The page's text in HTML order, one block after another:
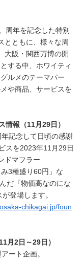
周年を記念した特別
とともに、様々な周
大阪・関西万博の開
する中、ホワイティ
ルメのテーマパー
や商品、サービスを
情報（11月29日）
記念して日頃の感謝
スを2023年11月29日
ドマフラー
3種盛り60円」な
だ『物価高なのにな
登場します。
chikagai.jp/foun
2日～29日）
ート企画。